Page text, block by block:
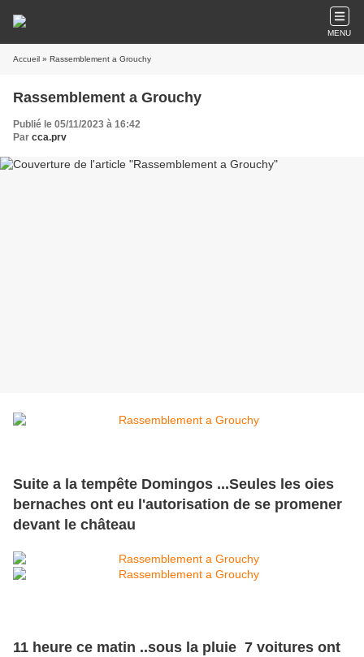
MENU
Accueil » Rassemblement a Grouchy
Rassemblement a Grouchy
Publié le 05/11/2023 à 16:42
Par cca.prv
Suite a la tempête Domingos ...Seules les oies
bernaches ont eu l'autorisation de se promener
devant le château
11 heure ce matin ..sous la pluie 7 voitures ont